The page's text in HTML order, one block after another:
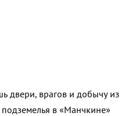
двери, врагов и добычу из
подземелья в «Манчкине»